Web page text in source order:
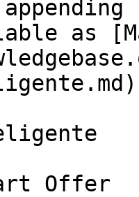
as
Offer